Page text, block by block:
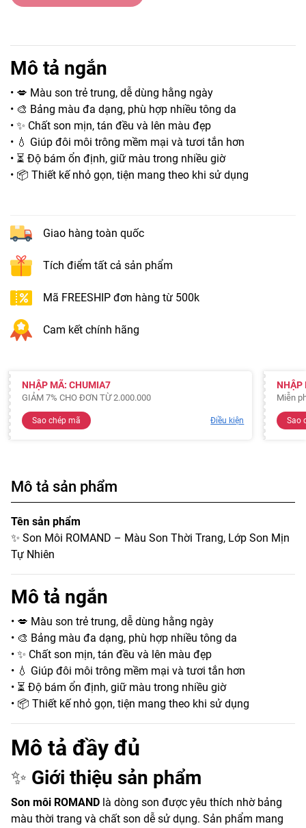
Mô tả ngắn
• 💋 Màu son trẻ trung, dễ dùng hằng ngày
• 🎨 Bảng màu đa dạng, phù hợp nhiều tông da
• ✨ Chất son mịn, tán đều và lên màu đẹp
• 💧 Giúp đôi môi trông mềm mại và tươi tắn hơn
• ⏳ Độ bám ổn định, giữ màu trong nhiều giờ
• 📦 Thiết kế nhỏ gọn, tiện mang theo khi sử dụng
Giao hàng toàn quốc
Tích điểm tất cả sản phẩm
Mã FREESHIP đơn hàng từ 500k
Cam kết chính hãng
NHẬP MÃ: CHUMIA7
GIẢM 7% CHO ĐƠN TỪ 2.000.000
Sao chép mã Điều kiện
NHẬP
Miễn
Sao
Mô tả sản phẩm
Tên sản phẩm
✨ Son Môi ROMAND – Màu Son Thời Trang, Lớp Son Mịn
Tự Nhiên
Mô tả ngắn
• 💋 Màu son trẻ trung, dễ dùng hằng ngày
• 🎨 Bảng màu đa dạng, phù hợp nhiều tông da
• ✨ Chất son mịn, tán đều và lên màu đẹp
• 💧 Giúp đôi môi trông mềm mại và tươi tắn hơn
• ⏳ Độ bám ổn định, giữ màu trong nhiều giờ
• 📦 Thiết kế nhỏ gọn, tiện mang theo khi sử dụng
Mô tả đầy đủ
✨ Giới thiệu sản phẩm
Son môi ROMAND là dòng son được yêu thích nhờ bảng
màu thời trang và chất son dễ sử dụng. Sản phẩm mang